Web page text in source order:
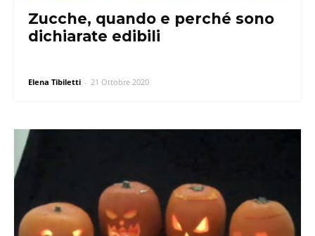
Zucche, quando e perché sono
dichiarate edibili
Elena Tibiletti - 21 Ottobre 2020